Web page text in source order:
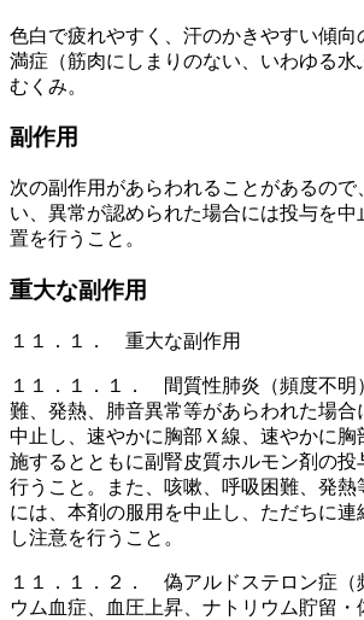
色白で疲れやすく、汗のかきやすい傾向
満症（筋肉にしまりのない、いわゆる水
むくみ。
副作用
次の副作用があらわれることがあるので
い、異常が認められた場合には投与を
置を行うこと。
重大な副作用
１１．１． 重大な副作用
１１．１．１． 間質性肺炎（頻度不明
難、発熱、肺音異常等があらわれた場合
中止し、速やかに胸部Ｘ線、速やかに胸
施するとともに副腎皮質ホルモン剤の投
行うこと。また、咳嗽、呼吸困難、発熱
には、本剤の服用を中止し、ただちに
し注意を行うこと。
１１．１．２． 偽アルドステロン症（
ウム血症、血圧上昇、ナトリウム貯留